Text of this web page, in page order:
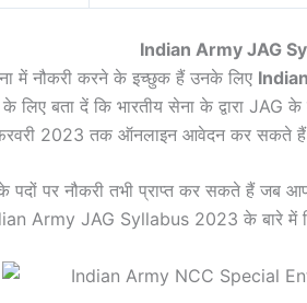
Indian Army JAG
में नौकरी करने के इच्छुक हैं उनके लिए
लिए बता दें कि भारतीय सेना के द्वारा JAG
2023 तक ऑनलाइन आवेदन कर सकते
पदों पर नौकरी तभी प्राप्त कर सकते हैं जब
Army JAG Syllabus 2023 के बारे में